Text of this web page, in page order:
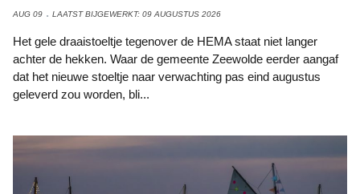
AUG 09 LAATST BIJGEWERKT: 09 AUGUSTUS 2026
Het gele draaistoeltje tegenover de HEMA staat niet langer
achter de hekken. Waar de gemeente Zeewolde eerder aangaf
dat het nieuwe stoeltje naar verwachting pas eind augustus
geleverd zou worden, bli...
Foto: Jan te Rietstap